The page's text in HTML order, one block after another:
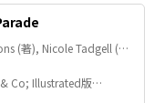
(イ
Co; Illustrated版